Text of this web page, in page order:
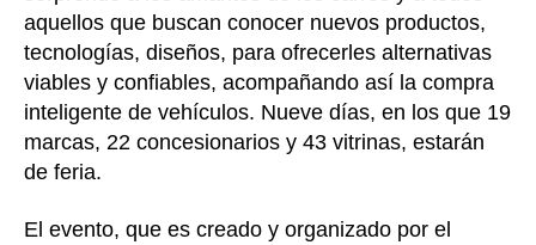
aquellos que buscan conocer nuevos productos,
tecnologías, diseños, para ofrecerles alternativas
viables y confiables, acompañando así la compra
inteligente de vehículos. Nueve días, en los que 19
marcas, 22 concesionarios y 43 vitrinas, estarán
de feria.
El evento, que es creado y organizado por el